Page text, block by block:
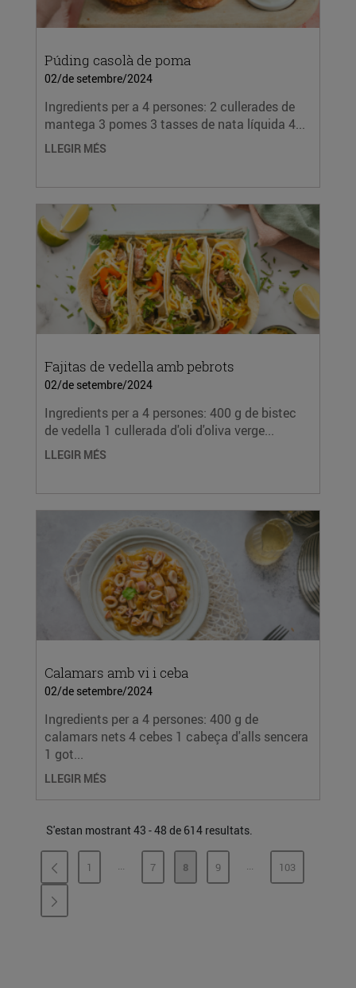
Púding casolà de poma
02/de setembre/2024
Ingredients per a 4 persones: 2 cullerades de
mantega 3 pomes 3 tasses de nata líquida 4...
LLEGIR MÉS
Fajitas de vedella amb pebrots
02/de setembre/2024
Ingredients per a 4 persones: 400 g de bistec
de vedella 1 cullerada d'oli d'oliva verge...
LLEGIR MÉS
Calamars amb vi i ceba
02/de setembre/2024
Ingredients per a 4 persones: 400 g de
calamars nets 4 cebes 1 cabeça d'alls sencera
1 got...
LLEGIR MÉS
S'estan mostrant 43 - 48 de 614 resultats.
PÀGINA
1 ...PÀGINES INTERMÈDIES
PÀGINA
7 PÀGINA
8 PÀGINA
9 ...PÀGINESPÀGINA
103